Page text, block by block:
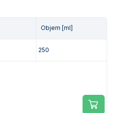
Objem [ml]
250